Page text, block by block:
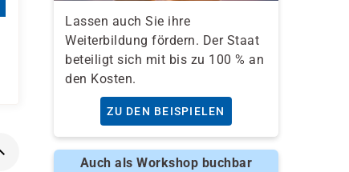
Lassen auch Sie ihre
Weiterbildung fördern. Der Staat
beteiligt sich mit bis zu 100 % an
den Kosten.
ZU DEN BEISPIELEN
Auch als Workshop buchbar